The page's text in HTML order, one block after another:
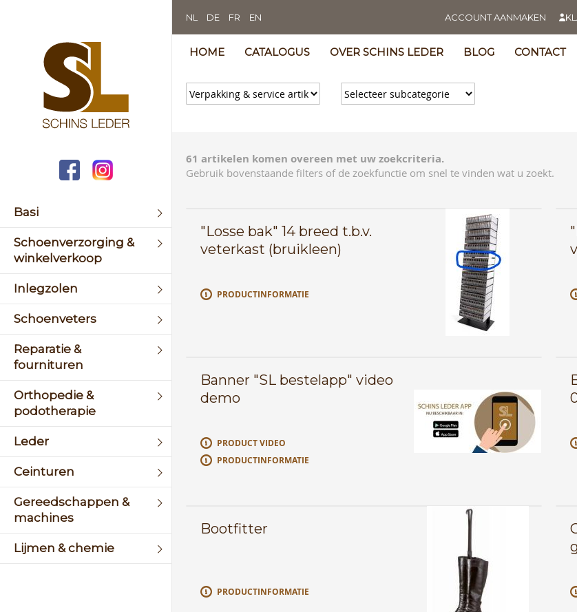
Basi
Schoenverzorging &
winkelverkoop
Inlegzolen
Schoenveters
Reparatie &
fournituren
Orthopedie &
podotherapie
Leder
Ceinturen
Gereedschappen &
machines
Lijmen & chemie
ACCOUNT AANMAKEN
NL DE FR EN
HOME CATALOGUS OVER SCHINS LEDER BLOG CONTACT
61 artikelen komen overeen met uw zoekcriteria.
Gebruik bovenstaande filters of de zoekfunctie om snel te vinden wat u zoekt.
"Losse bak" 14 breed t.b.v.
veterkast (bruikleen)
PRODUCTINFORMATIE
Banner "SL bestelapp" video
demo
PRODUCT VIDEO
PRODUCTINFORMATIE
Bootfitter
PRODUCTINFORMATIE